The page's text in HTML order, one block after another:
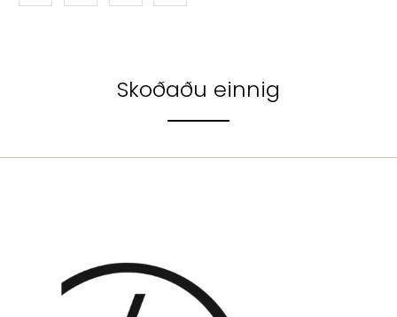
Skoðaðu einnig